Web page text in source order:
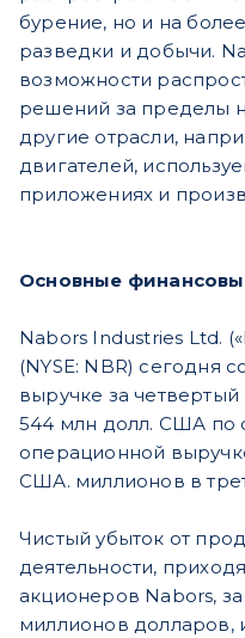
бурение, но и на
разведки и добычи.
возможности
решений за пределы
другие отрасли,
двигателей,
приложениях и
Основные
Nabors Industries Ltd.
(NYSE: NBR) сегодня
выручке за четвертый
544 млн долл. США по
операционной
США. миллионов в
Чистый убыток от
деятельности,
акционеров Nabors, за
миллионов долларов,